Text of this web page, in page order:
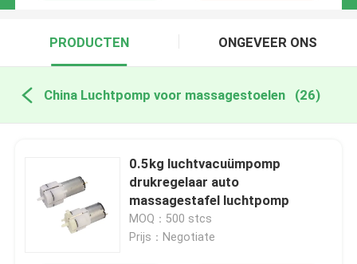
PRODUCTEN ONGEVEER ONS
China Luchtpomp voor massagestoelen (26)
0.5kg luchtvacuümpomp
drukregelaar auto
massagestafel luchtpomp
MOQ：500 stcs
Prijs：Negotiate